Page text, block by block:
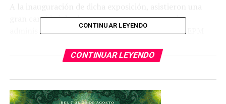
A la inauguración de dicha exposición, asistieron una
gran cantidad de alumnos, maestros, personal
administrativo, coordinadores y el director de la EPM
destacó la importancia de promover el talento artístico
la UASLP.
Al respecto, la maestra Imelda Rocha dijo: “La pintura
CONTINUAR LEYENDO
CONTINUAR LEYENDO